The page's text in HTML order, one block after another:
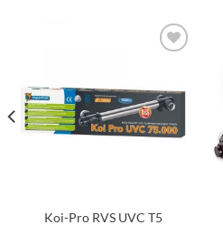
verlanglijst
Koi-Pro RVS UVC T5